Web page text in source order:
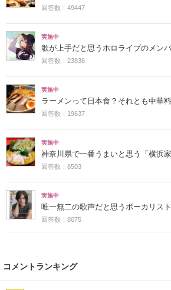
回答数：49447
実施中
歌が上手だと思うホロライブのメン
回答数：23836
実施中
ラーメンって日本食？それとも中華
回答数：19637
実施中
神奈川県で一番うまいと思う「横浜
回答数：8503
実施中
唯一無二の歌声だと思うボーカリス
回答数：8075
コメントランキング